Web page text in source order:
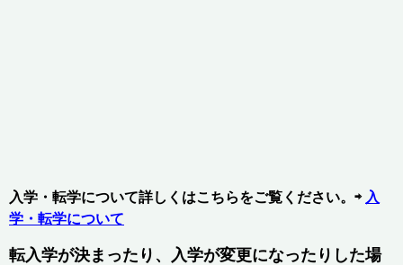
入学・転学について詳しくはこちらをご覧ください。⇨ 入
学・転学について
転入学が決まったり、入学が変更になったりした場